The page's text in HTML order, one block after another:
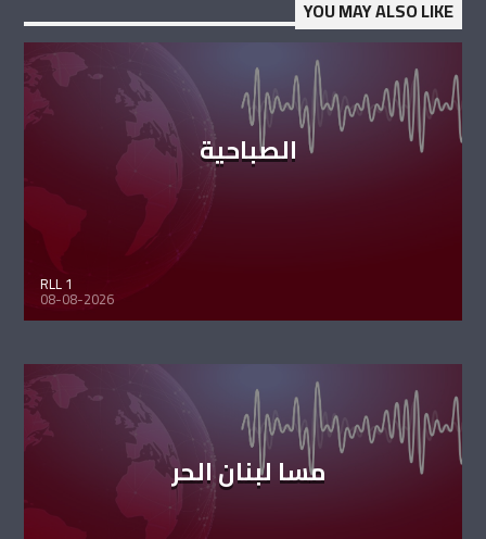
YOU MAY ALSO LIKE
الصباحية
RLL 1
08-08-2026
مسا لبنان الحر